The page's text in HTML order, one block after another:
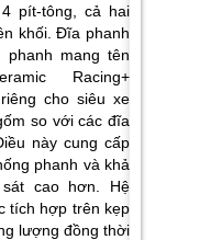
pít-tông, cả hai
khối. Đĩa phanh
phanh mang tên
Racing+
cho siêu xe
so với các đĩa
này cung cấp
phanh và khả
cao hơn. Hệ
tích hợp trên kẹp
lượng đồng thời